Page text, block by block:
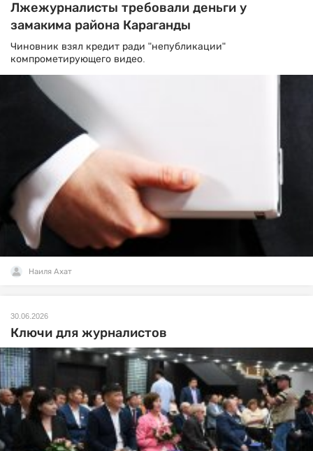
Лжежурналисты требовали деньги у
замакима района Караганды
Чиновник взял кредит ради "непубликации"
компрометирующего видео.
Наиля Ахат
30.06.2026
Ключи для журналистов